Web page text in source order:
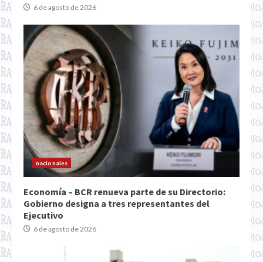
6 de agosto de 2026
nacionales
Economía – BCR renueva parte de su Directorio:
Gobierno designa a tres representantes del
Ejecutivo
6 de agosto de 2026